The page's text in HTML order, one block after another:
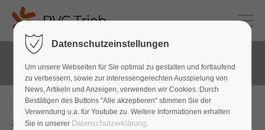
Verein
29.11.2026, 14:00
Datenschutzeinstellungen
Um unsere Webseiten für Sie optimal zu gestalten und fortlaufend
zu verbessern, sowie zur interessengerechten Ausspielung von
News, Artikeln und Anzeigen, verwenden wir Cookies. Durch
Bestätigen des Buttons "Alle akzeptieren" stimmen Sie der
Verwendung u.a. für Youtube zu. Weitere Informationen erhalten
Sie in unserer Datenschutzerklärung.